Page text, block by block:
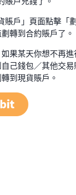
賬戶」頁面點擊「
轉到合約賬戶了。
果某天你想不再進
己錢包／其他交易
到現貨賬戶。